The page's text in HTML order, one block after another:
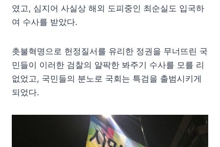
였고, 심지어 사실상 해외 도피중인 최순실도 입국하
여 수사를 받았다.
촛불혁명으로 헌정질서를 유리한 정권을 무너뜨린 국
민들이 이러한 검찰의 얄팍한 봐주기 수사를 모를 리
없었고, 국민들의 분노로 국회는 특검을 출범시키게
되었다.